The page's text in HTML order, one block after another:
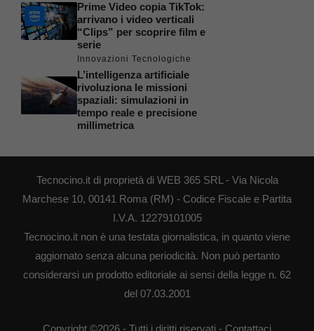
Prime Video copia TikTok:
arrivano i video verticali
“Clips” per scoprire film e
serie
Innovazioni Tecnologiche
L’intelligenza artificiale
rivoluziona le missioni
spaziali: simulazioni in
tempo reale e precisione
millimetrica
Tecnocino.it di proprietà di WEB 365 SRL - Via Nicola
Marchese 10, 00141 Roma (RM) - Codice Fiscale e Partita
I.V.A. 12279101005
Tecnocino.it non è una testata giornalistica, in quanto viene
aggiornato senza alcuna periodicità. Non può pertanto
considerarsi un prodotto editoriale ai sensi della legge n. 62
del 07.03.2001
Copyright ©2026 - Tutti i diritti riservati - Contattaci